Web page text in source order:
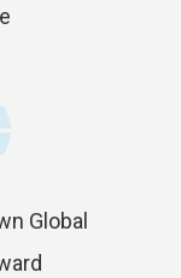
Global